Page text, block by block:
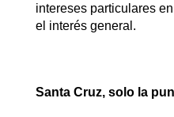
intereses particulares
el interés general.
Santa Cruz, solo la